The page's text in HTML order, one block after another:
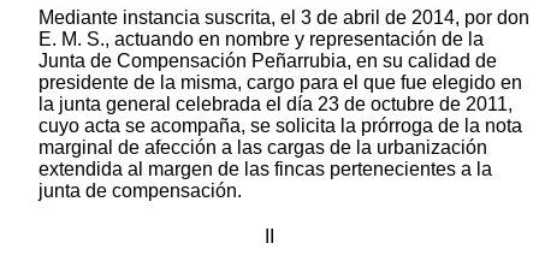
Mediante instancia suscrita, el 3 de abril de 2014, por don
E. M. S., actuando en nombre y representación de la
Junta de Compensación Peñarrubia, en su calidad de
presidente de la misma, cargo para el que fue elegido en
la junta general celebrada el día 23 de octubre de 2011,
cuyo acta se acompaña, se solicita la prórroga de la nota
marginal de afección a las cargas de la urbanización
extendida al margen de las fincas pertenecientes a la
junta de compensación.